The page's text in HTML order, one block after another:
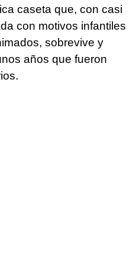
caseta que, con casi
con motivos infantiles
sobrevive y
años que fueron